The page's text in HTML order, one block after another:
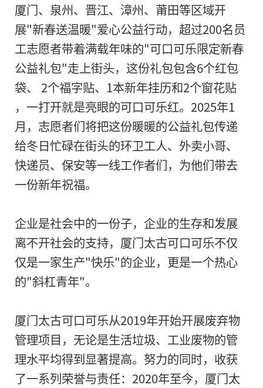
厦门、泉州、晋江、漳州、莆田等区域开
展"新春送温暖"爱心公益行动，超过200名员
工志愿者带着满载年味的"可口可乐限定新春
公益礼包"走上街头，这份礼包包含6个红包
袋、 2个福字贴、1本新年挂历和2个窗花贴
，一打开就是亮眼的可口可乐红。2025年1
月，志愿者们将把这份暖暖的公益礼包传递
给冬日忙碌在街头的环卫工人、外卖小哥、
快递员、保安等一线工作者们，为他们带去
一份新年祝福。
企业是社会中的一份子，企业的生存和发展
离不开社会的支持，厦门太古可口可乐不仅
仅是一家生产"快乐"的企业，更是一个热心
的"斜杠青年"。
厦门太古可口可乐从2019年开始开展废弃物
管理项目，无论是生活垃圾、工业废物的管
理水平均得到显著提高。努力的同时，收获
了一系列荣誉与责任：2020年至今，厦门太